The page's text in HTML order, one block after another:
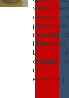
classés
patrimoine
mondial
l’humanité.
La
antique
un
exemple